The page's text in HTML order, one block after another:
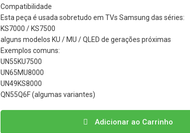
Compatibilidade
Esta peça é usada sobretudo em TVs Samsung das séries:
KS7000 / KS7500
alguns modelos KU / MU / QLED de gerações próximas
Exemplos comuns:
UN55KU7500
UN65MU8000
UN49KS8000
QN55Q6F (algumas variantes)
Adicionar ao Carrinho